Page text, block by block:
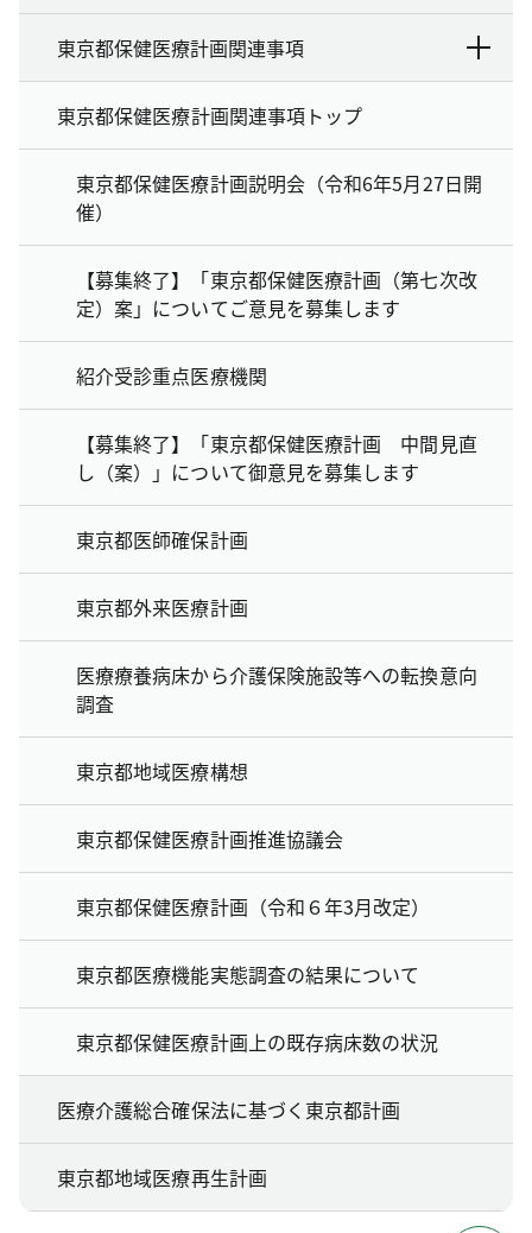
東京都保健医療計画関連事項
東京都保健医療計画関連事項トップ
東京都保健医療計画説明会（令和6年5月27日開
催）
【募集終了】「東京都保健医療計画（第七次改
定）案」についてご意見を募集します
紹介受診重点医療機関
【募集終了】「東京都保健医療計画 中間見直
し（案）」について御意見を募集します
東京都医師確保計画
東京都外来医療計画
医療療養病床から介護保険施設等への転換意向
調査
東京都地域医療構想
東京都保健医療計画推進協議会
東京都保健医療計画（令和６年3月改定）
東京都医療機能実態調査の結果について
東京都保健医療計画上の既存病床数の状況
医療介護総合確保法に基づく東京都計画
東京都地域医療再生計画